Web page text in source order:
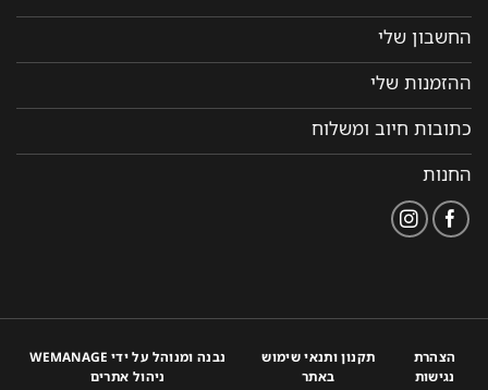
שלי
שלי
חיוב ומשלוח
הצהרת
נגישות
תקנון ותנאי שימוש
באתר
נבנה ומנוהל על ידי WEMANAGE
ניהול אתרים